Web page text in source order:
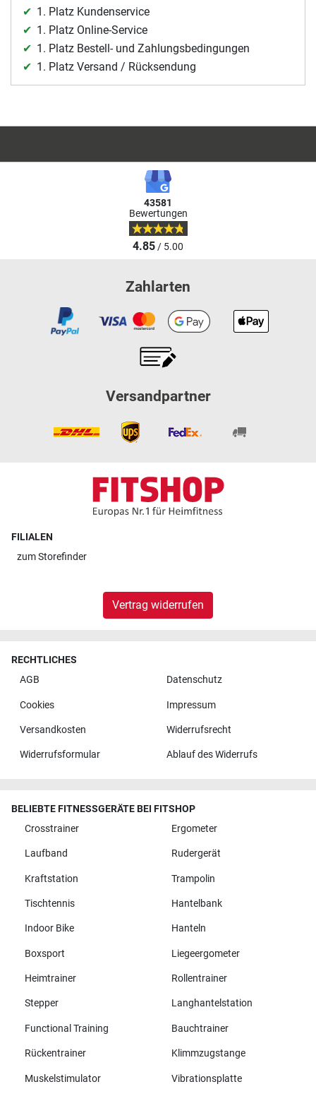
1. Platz Kundenservice
1. Platz Online-Service
1. Platz Bestell- und Zahlungsbedingungen
1. Platz Versand / Rücksendung
43581
Bewertungen
4.85/ 5.00
Zahlarten
Versandpartner
FILIALEN
zumStorefinder
Vertrag widerrufen
RECHTLICHES
AGB
Datenschutz
Cookies Impressum
Versandkosten Widerrufsrecht
Widerrufsformular Ablauf des Widerrufs
BELIEBTE FITNESSGERÄTE BEI FITSHOP
Crosstrainer
Ergometer
Laufband Rudergerät
Kraftstation Trampolin
Tischtennis Hantelbank
Indoor Bike Hanteln
Boxsport Liegeergometer
Heimtrainer Rollentrainer
Stepper Langhantelstation
Functional Training Bauchtrainer
Rückentrainer Klimmzugstange
Muskelstimulator Vibrationsplatte